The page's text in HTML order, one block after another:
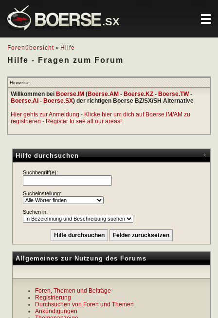
.SX
Forenübersicht » Hilfe
Hilfe - Fragen zum Forum
Hinweise
Willkommen bei Boerse.IM (Boerse.AM - Boerse.KZ - Boerse.TW-
Boerse.AI - Boerse.SX) der richtigen Boerse BZ/SX/SH Alternative
Hier gehts zur Anmeldung - Klicke hier um dich auf Boerse.IM/AM zu
registrieren - Register to see all our areas!
Hilfe durchsuchen
Suchbegriff(e):
Sucheinstellung:
Suchen in:
Allgemeines zur Nutzung des Forums
Foren, Themen und Beiträge
Registrierung
Durchsuchen von Foren und Themen
Ankündigungen